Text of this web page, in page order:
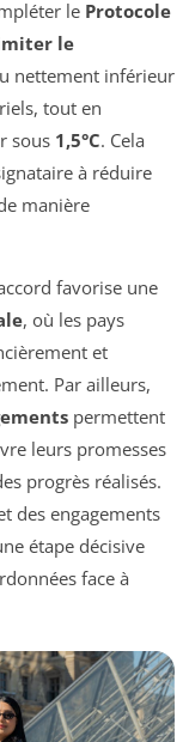
le Protocole
le
nettement inférieur
tout en
sous 1,5°C. Cela
à réduire
manière
favorise une
, où les pays
et
Par ailleurs,
permettent
leurs promesses
progrès réalisés.
des engagements
étape décisive
face à